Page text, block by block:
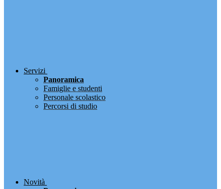
Servizi
Panoramica
Famiglie e studenti
Personale scolastico
Percorsi di studio
Novità